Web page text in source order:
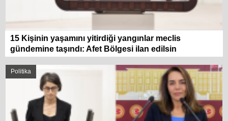
15 Kişinin yaşamını yitirdiği yangınlar meclis
gündemine taşındı: Afet Bölgesi ilan edilsin
Politika